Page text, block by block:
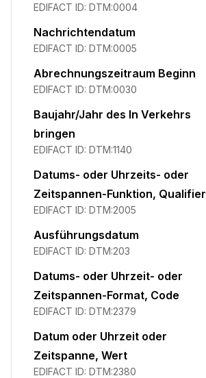
EDIFACT ID: DTM:0004
Nachrichtendatum
EDIFACT ID: DTM:0005
Abrechnungszeitraum Beginn
EDIFACT ID: DTM:0030
Baujahr/Jahr des In Verkehrs
bringen
EDIFACT ID: DTM:1140
Datums- oder Uhrzeits- oder
Zeitspannen-Funktion, Qualifier
EDIFACT ID: DTM:2005
Ausführungsdatum
EDIFACT ID: DTM:203
Datums- oder Uhrzeit- oder
Zeitspannen-Format, Code
EDIFACT ID: DTM:2379
Datum oder Uhrzeit oder
Zeitspanne, Wert
EDIFACT ID: DTM:2380